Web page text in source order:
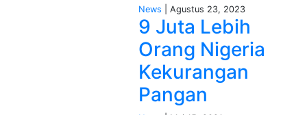
News | Agustus 23, 2023
9 Juta Lebih
Orang Nigeria
Kekurangan
Pangan